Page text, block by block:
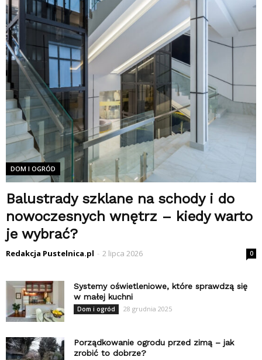
DOM I OGRÓD
Balustrady szklane na schody i do
nowoczesnych wnętrz – kiedy warto
je wybrać?
Redakcja Pustelnica.pl - 2 lipca 2026 0
Systemy oświetleniowe, które sprawdzą się
w małej kuchni
Dom i ogród 28 grudnia 2025
Porządkowanie ogrodu przed zimą – jak
zrobić to dobrze?